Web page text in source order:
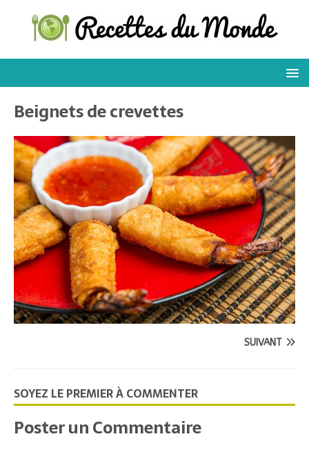
Beignets de crevettes
SUIVANT
SOYEZ LE PREMIER À COMMENTER
Poster un Commentaire